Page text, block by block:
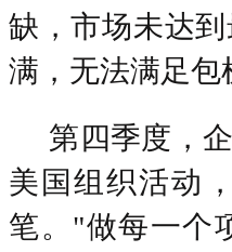
缺，市场未达
满，无法满足包
第四季度，
美国组织活动
笔。 "做每一个